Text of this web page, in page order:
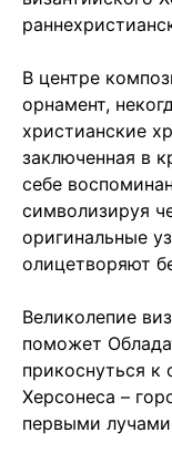
В центре
орнамент,
христианские
заключенная в
себе
символизируя
оригинальные
олицетворяют
Великолепие
поможет
прикоснуться к
Херсонеса –
первыми